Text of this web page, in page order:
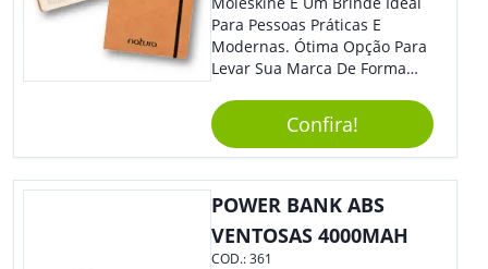
Para Pessoas Práticas E
Modernas. Ótima Opção Para
Levar Sua Marca De Forma
Sua Empresa Em Eventos,
Reuniões Corporativas Ou Até
Mesmo Para Presentear
Colaboradores E Parceiros De
Sua Empresa.
Confira!
POWER BANK ABS
VENTOSAS 4000MAH
COD.:361